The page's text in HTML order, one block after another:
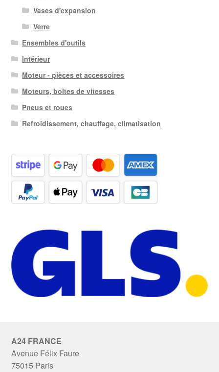
Vases d'expansion
Verre
Ensembles d'outils
Intérieur
Moteur - pièces et accessoires
Moteurs, boîtes de vitesses
Pneus et roues
Refroidissement, chauffage, climatisation
A24 FRANCE
Avenue Félix Faure
75015 Paris